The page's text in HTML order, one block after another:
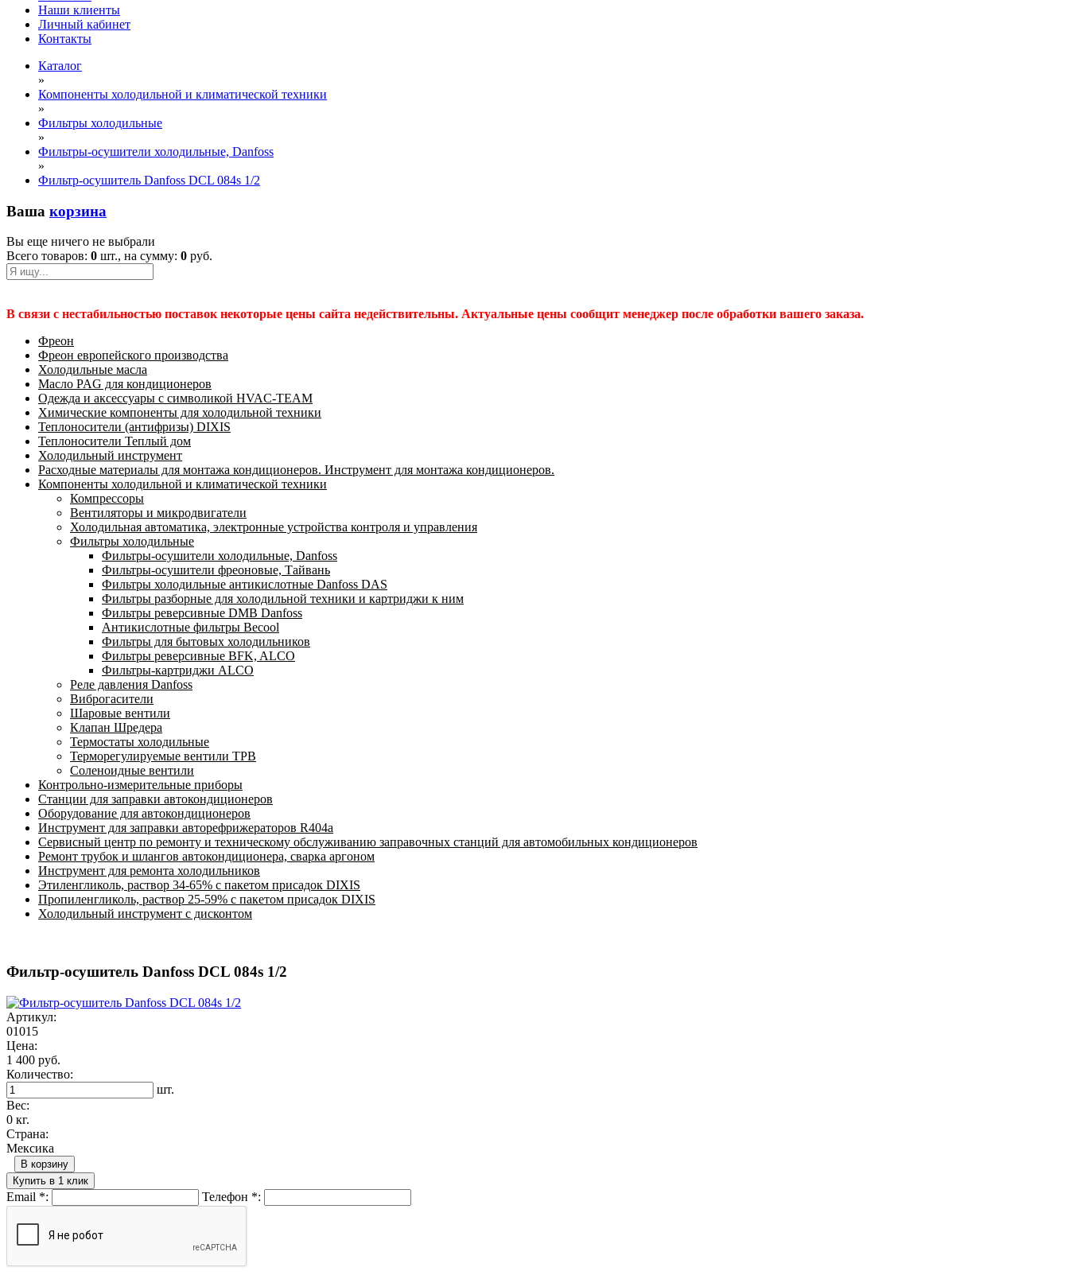
Наши клиенты
Личный кабинет
Контакты
Каталог
»
Компоненты холодильной и климатической техники
»
Фильтры холодильные
»
Фильтры-осушители холодильные, Danfoss
»
Фильтр-осушитель Danfoss DCL 084s 1/2
Ваша корзина
Вы еще ничего не выбрали
Всего товаров: 0 шт., на сумму: 0 руб.
В связи с нестабильностью поставок некоторые цены сайта недействительны. Актуальные цены сообщит менеджер после обработки вашего заказа.
Фреон
Фреон европейского производства
Холодильные масла
Масло PAG для кондиционеров
Одежда и аксессуары с символикой HVAC-TEAM
Химические компоненты для холодильной техники
Теплоносители (антифризы) DIXIS
Теплоносители Теплый дом
Холодильный инструмент
Расходные материалы для монтажа кондиционеров. Инструмент для монтажа кондиционеров.
Компоненты холодильной и климатической техники
Компрессоры
Вентиляторы и микродвигатели
Холодильная автоматика, электронные устройства контроля и управления
Фильтры холодильные
Фильтры-осушители холодильные, Danfoss
Фильтры-осушители фреоновые, Тайвань
Фильтры холодильные антикислотные Danfoss DAS
Фильтры разборные для холодильной техники и картриджи к ним
Фильтры реверсивные DMB Danfoss
Антикислотные фильтры Becool
Фильтры для бытовых холодильников
Фильтры реверсивные BFK, ALCO
Фильтры-картриджи ALCO
Реле давления Danfoss
Виброгасители
Шаровые вентили
Клапан Шредера
Термостаты холодильные
Терморегулируемые вентили ТРВ
Соленоидные вентили
Контрольно-измерительные приборы
Станции для заправки автокондиционеров
Оборудование для автокондиционеров
Инструмент для заправки авторефрижераторов R404a
Сервисный центр по ремонту и техническому обслуживанию заправочных станций для автомобильных кондиционеров
Ремонт трубок и шлангов автокондиционера, сварка аргоном
Инструмент для ремонта холодильников
Этиленгликоль, раствор 34-65% с пакетом присадок DIXIS
Пропиленгликоль, раствор 25-59% с пакетом присадок DIXIS
Холодильный инструмент с дисконтом
Фильтр-осушитель Danfoss DCL 084s 1/2
Артикул:
01015
Цена:
1 400 руб.
Количество:
шт.
Вес:
0 кг.
Страна:
Мексика
В корзину
Купить в 1 клик
Email *: Телефон *: